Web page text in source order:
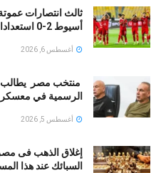
ثالث انتصارات
أسيوط 2-0 استعدادا للموسم الجديد
أغسطس 6, 2026
منتخب مصر يطالب
الرسمية في معسكر
أغسطس 5, 2026
إغلاق الذهب فى
السبائك عند هذا